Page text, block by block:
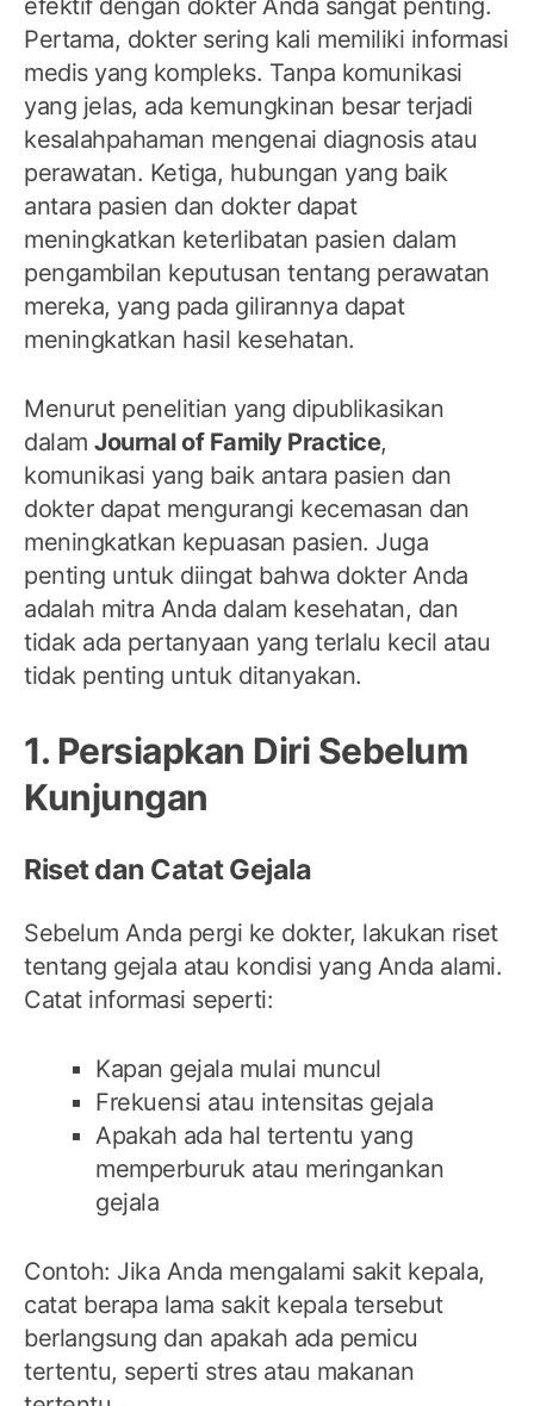
efektif dengan dokter Anda sangat penting.
Pertama, dokter sering kali memiliki informasi
medis yang kompleks. Tanpa komunikasi
yang jelas, ada kemungkinan besar terjadi
kesalahpahaman mengenai diagnosis atau
perawatan. Ketiga, hubungan yang baik
antara pasien dan dokter dapat
meningkatkan keterlibatan pasien dalam
pengambilan keputusan tentang perawatan
mereka, yang pada gilirannya dapat
meningkatkan hasil kesehatan.
Menurut penelitian yang dipublikasikan
dalam Journal of Family Practice,
komunikasi yang baik antara pasien dan
dokter dapat mengurangi kecemasan dan
meningkatkan kepuasan pasien. Juga
penting untuk diingat bahwa dokter Anda
adalah mitra Anda dalam kesehatan, dan
tidak ada pertanyaan yang terlalu kecil atau
tidak penting untuk ditanyakan.
1. Persiapkan Diri Sebelum
Kunjungan
Riset dan Catat Gejala
Sebelum Anda pergi ke dokter, lakukan riset
tentang gejala atau kondisi yang Anda alami.
Catat informasi seperti:
Kapan gejala mulai muncul
Frekuensi atau intensitas gejala
Apakah ada hal tertentu yang
memperburuk atau meringankan
gejala
Contoh: Jika Anda mengalami sakit kepala,
catat berapa lama sakit kepala tersebut
berlangsung dan apakah ada pemicu
tertentu, seperti stres atau makanan